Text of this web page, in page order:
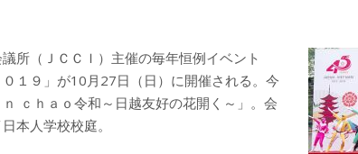
所（ＪＣＣＩ）主催の毎年恒例イベント
０１９」が10月27日（日）に開催される。今
ｃｈａｏ令和～日越友好の花開く～」。会
本人学校校庭。